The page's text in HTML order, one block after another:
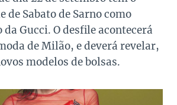
Sabato de Sarno como
Gucci. O desfile acontecerá
de Milão, e deverá revelar,
modelos de bolsas.